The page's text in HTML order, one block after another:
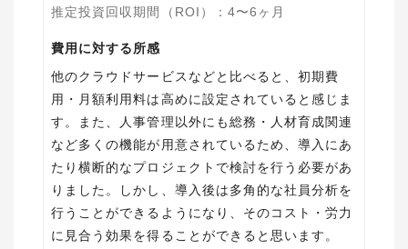
推定投資回収期間（ROI）
： 4〜6ヶ月
費用に対する所感
他のクラウドサービスなどと比べると、初期費
用・月額利用料は高めに設定されていると感じま
す。また、人事管理以外にも総務・人材育成関連
など多くの機能が用意されているため、導入にあ
たり横断的なプロジェクトで検討を行う必要があ
りました。しかし、導入後は多角的な社員分析を
行うことができるようになり、そのコスト・労力
に見合う効果を得ることができると思います。